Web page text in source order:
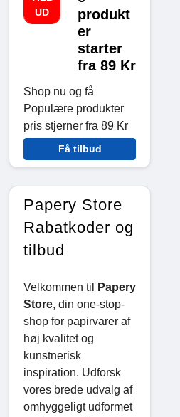
UD
produkt
er
starter
fra 89 Kr
Shop nu og få
Populære produkter
pris stjerner fra 89 Kr
Få tilbud
Papery Store
Rabatkoder og
tilbud
Velkommen til
Papery
Store, din one-stop-
shop for papirvarer af
høj kvalitet og
kunstnerisk
inspiration. Udforsk
vores brede udvalg af
omhyggeligt udformet